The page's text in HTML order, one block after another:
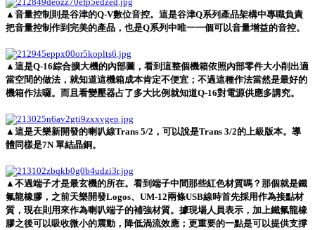
▲音量控制則是谷津的Q-V數位音控。這是谷津Q系列產品架構中專職負責
把音量控制作到完美的產品，也是Q系列中唯一一個可以音量增益的音控。
▲這是Q-16綜合擴大機的內部圖，看到這整個機箱依照內部零件大小削出適
當空間的做法，就知道這機箱成本肯定不便宜；不過這種作法當然是最好的
機箱作法囉。而且看變壓器占了多大比例就知道Q-16對電源供應多講究。
▲這是天樂新開發的喇叭線Trans 5/2，可以說是Trans 3/2的上級版本。導
體同樣是7N 單結晶銅。
▲不過端子才是最玄機的所在。看到端子中間那些紅色材質嗎？那個就是鐵
氟龍橡膠，之前天樂開發Logos、UM-12兩條USB線時首先採用作為接點材
質，現在則用來作為喇叭端子的補強材質。據現場人員表示，加上鐵氟龍橡
膠之後可以吸收微小的震動，降低渦流效應；更重要的一點是可以提供支撐